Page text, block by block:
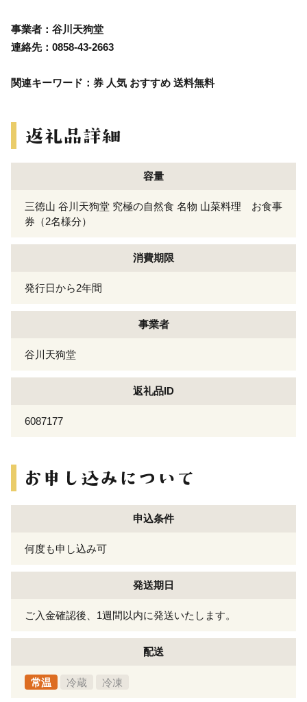
事業者：谷川天狗堂
連絡先：0858-43-2663
関連キーワード：券 人気 おすすめ 送料無料
容量
三徳山 谷川天狗堂 究極の自然食 名物 山菜料理 お食事
券（2名様分）
消費期限
発行日から2年間
事業者
谷川天狗堂
返礼品ID
6087177
申込条件
何度も申し込み可
発送期日
ご入金確認後、1週間以内に発送いたします。
配送
常温 冷蔵 冷凍